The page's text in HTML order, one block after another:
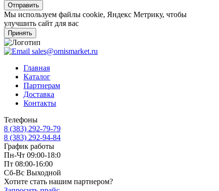
Мы используем файлы cookie, Яндекс Метрику, чтобы
улучшить сайт для вас
Принять
sales@omismarket.ru
Главная
Каталог
Партнерам
Доставка
Контакты
Телефоны
8 (383) 292-79-79
8 (383) 292-94-84
График работы
Пн-Чт 09:00-18:0
Пт 08:00-16:00
Сб-Вс Выходной
Хотите стать нашим партнером?